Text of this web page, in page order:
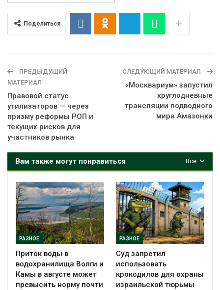
Поделиться
ПРЕДЫДУЩИЙ
МАТЕРИАЛ
Правовой статус
утилизаторов — через
призму реформы РОП и
текущих рисков для
участников рынка
СЛЕДУЮЩИЙ МАТЕРИАЛ
«Москвариум» запустил
круглодневные
трансляции подводного
мира Амазонки
Все
Вам также могут понравиться
РАЗНОЕ
Приток воды в
водохранилища Волги и
Камы в августе может
превысить норму почти
РАЗНОЕ
Суд запретил
использовать
крокодилов для охраны
израильской тюрьмы